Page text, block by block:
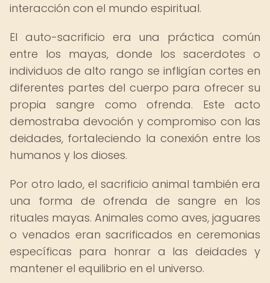
interacción con el mundo espiritual.
El auto-sacrificio era una práctica común
entre los mayas, donde los sacerdotes o
individuos de alto rango se infligían cortes en
diferentes partes del cuerpo para ofrecer su
propia sangre como ofrenda. Este acto
demostraba devoción y compromiso con las
deidades, fortaleciendo la conexión entre los
humanos y los dioses.
Por otro lado, el sacrificio animal también era
una forma de ofrenda de sangre en los
rituales mayas. Animales como aves, jaguares
o venados eran sacrificados en ceremonias
específicas para honrar a las deidades y
mantener el equilibrio en el universo.